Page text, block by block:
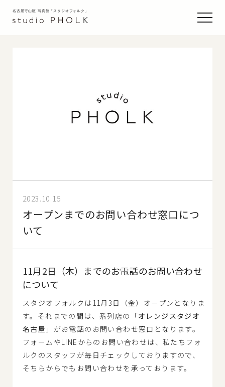
名古屋守山区 写真館「スタジオフォルク」
2023.10.15
オープンまでのお問い合わせ窓口につ
いて
11月2日（木）までのお電話のお問い合わせ
について
スタジオフォルクは11月3日（金）オープンとなりま
す。それまでの間は、系列店の「オレンジスタジオ
名古屋 」がお電話のお問い合わせ窓口となります。
フォームやLINEからのお問い合わせは、私たちフォ
ルクのスタッフが毎日チェックしておりますので、
そちらからでもお問い合わせを承っております。